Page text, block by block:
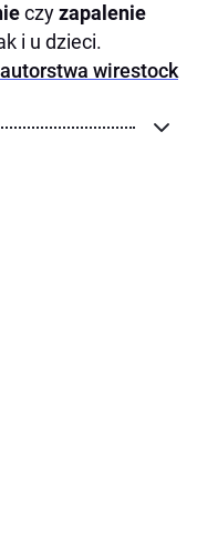
czyzapalenie
i u dzieci.
wirestock